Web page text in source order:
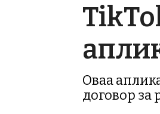
Оваа
договор за